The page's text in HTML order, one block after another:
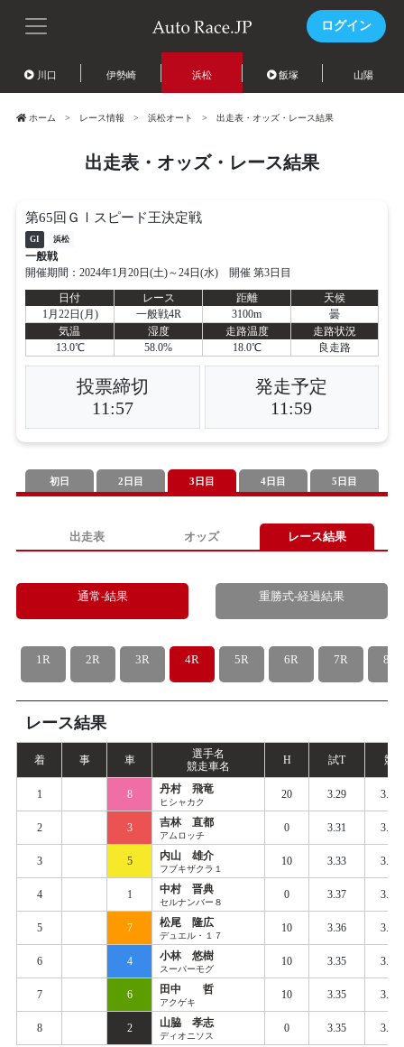
ログイン
川口 伊勢崎 浜松 飯塚 山陽
ホーム レース情報 浜松オート 出走表・オッズ・レース結果
出走表・オッズ・レース結果
第65回ＧⅠスピード王決定戦
GI 浜松
一般戦
開催期間：2024年1月20日(土)～24日(水) 開催 第3日目
日付
レース 距離
天候
1月22日(月)
一般戦4R 3100m
曇
気温
湿度 走路温度
走路状況
13.0℃
58.0% 18.0℃ 良走路
投票締切
11:57
発走予定
11:59
初日 2日目 3日目 4日目 5日目
出走表 オッズ レース結果
通常-結果 重勝式-経過結果
1R 2R 3R 4R 5R 6R 7R 8R
レース結果
着 事 車
選手名
競走車名
H 試T 競
1 8 丹村 飛竜
ヒシャカク
20 3.29 3.372
2 3 吉林 直都
アムロッチ
0 3.31 3.406
3 5 内山 雄介
フブキザクラ１
10 3.33 3.412
4 1 中村 晋典
セルナンバー８
0 3.37 3.429
5 7 松尾 隆広
デュエル・１７
10 3.36 3.424
6 4 小林 悠樹
スーパーモグ
10 3.35 3.431
7 6 田中 哲
アクゲキ
10 3.35 3.434
8 2 山脇 孝志
ディオニソス
0 3.35 3.474